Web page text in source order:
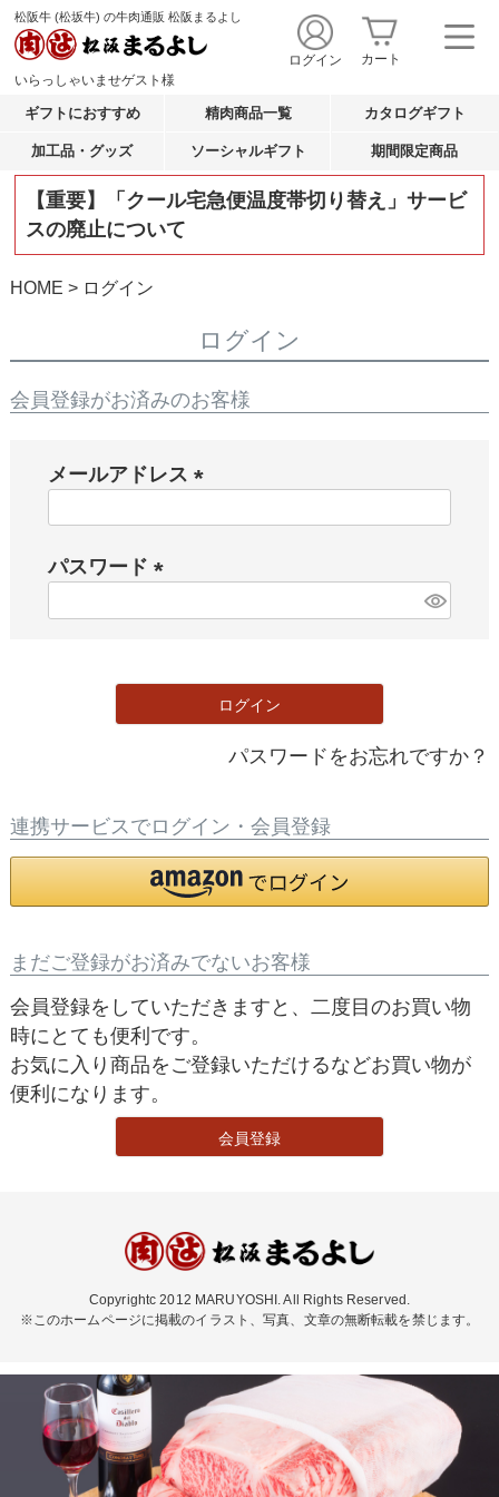
松阪牛 (松坂牛) の牛肉通販 松阪まるよし
いらっしゃいませゲスト様
ログイン カート
ギフトにおすすめ 精肉商品一覧 カタログギフト
加工品・グッズ ソーシャルギフト 期間限定商品
【重要】「クール宅急便温度帯切り替え」サービ
スの廃止について
HOME ログイン
ログイン
会員登録がお済みのお客様
メールアドレス
パスワード
)
ログイン
パスワードをお忘れですか？
連携サービスでログイン・会員登録
まだご登録がお済みでないお客様
会員登録をしていただきますと、二度目のお買い物
時にとても便利です。
お気に入り商品をご登録いただけるなどお買い物が
便利になります。
会員登録
Copyrightc 2012 MARUYOSHI. All Rights Reserved.
※このホームページに掲載のイラスト、写真、文章の無断転載を禁じます。